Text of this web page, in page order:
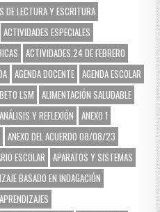
DE LECTURA Y ESCRITURA
ACTIVIDADES ESPECIALES
ACTIVIDADES.24 DE FEBRERO
AGENDA DOCENTE AGENDA ESCOLAR
LSM
ALIMENTACIÓN SALUDABLE
ANÁLISIS Y REFLEXIÓN
ANEXO 1
ANEXO DEL ACUERDO 08/08/23
ESCOLAR
APARATOS Y SISTEMAS
BASADO EN INDAGACIÓN
APRENDIZAJES